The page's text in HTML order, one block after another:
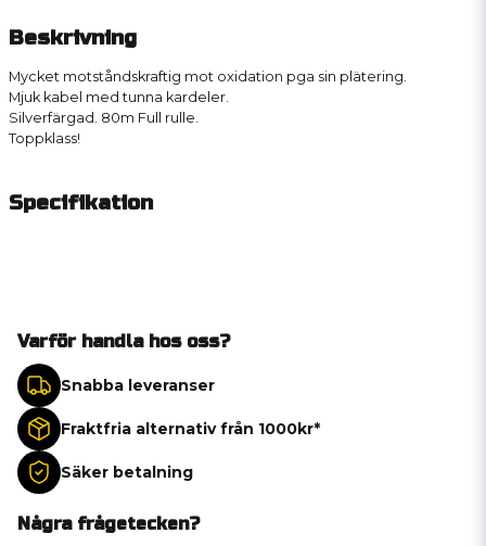
Beskrivning
Mycket motståndskraftig mot oxidation pga sin plätering.
Mjuk kabel med tunna kardeler.
Silverfärgad. 80m Full rulle.
Toppklass!
Specifikation
Varför handla hos oss?
Snabba leveranser
Fraktfria alternativ från 1000kr*
Säker betalning
Några frågetecken?